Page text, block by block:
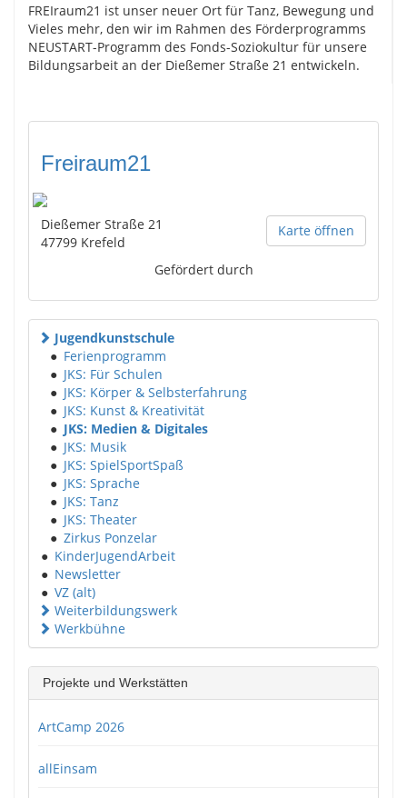
FREIraum21 ist unser neuer Ort für Tanz, Bewegung und
Vieles mehr, den wir im Rahmen des Förderprogramms
NEUSTART-Programm des Fonds-Soziokultur für unsere
Bildungsarbeit an der Dießemer Straße 21 entwickeln.
Freiraum21
Karte öffnen
Dießemer Straße 21
47799 Krefeld
Gefördert durch
Jugendkunstschule
● Ferienprogramm
● JKS: Für Schulen
● JKS: Körper & Selbsterfahrung
● JKS: Kunst & Kreativität
● JKS: Medien & Digitales
● JKS: Musik
● JKS: SpielSportSpaß
● JKS: Sprache
● JKS: Tanz
● JKS: Theater
● Zirkus Ponzelar
● KinderJugendArbeit
● Newsletter
● VZ (alt)
Weiterbildungswerk
Werkbühne
Projekte und Werkstätten
ArtCamp 2026
allEinsam